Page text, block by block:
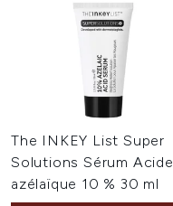
The INKEY List Super
Solutions Sérum Acide
azélaïque 10 % 30 ml